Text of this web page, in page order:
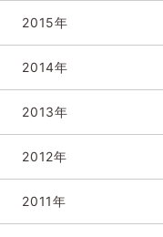
2015年
2014年
2013年
2012年
2011年